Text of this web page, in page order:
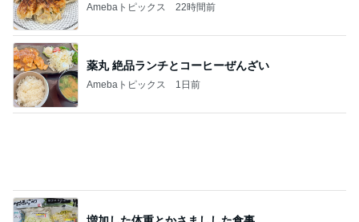
Amebaトピックス 1日前